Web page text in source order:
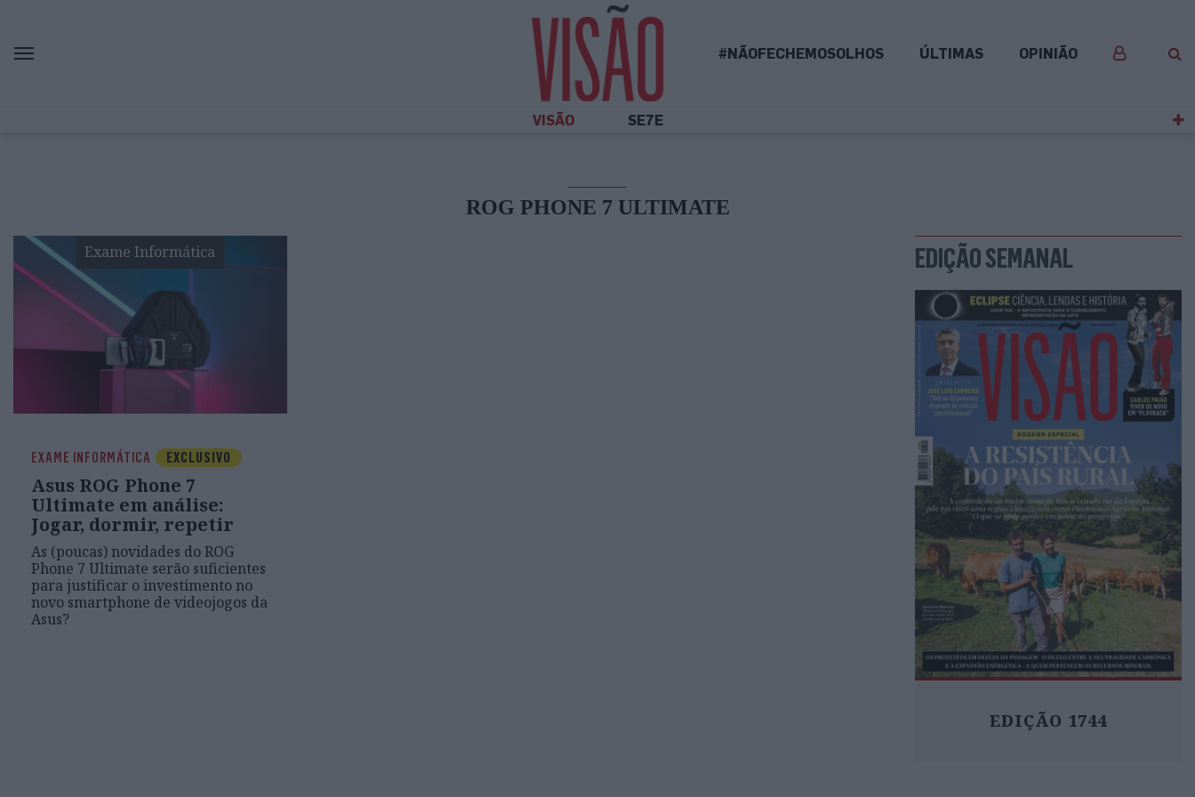
#NÃOFECHEMOSOLHOS ÚLTIMAS OPINIÃO
VISÃO SE7E
ROG PHONE 7 ULTIMATE
Exame Informática
EXAME INFORMÁTICA EXCLUSIVO
Asus ROG Phone 7
Ultimate em análise:
Jogar, dormir, repetir
As (poucas) novidades do ROG
Phone 7 Ultimate serão suficientes
para justificar o investimento no
novo smartphone de videojogos da
Asus?
EDIÇÃO SEMANAL
EDIÇÃO 1744